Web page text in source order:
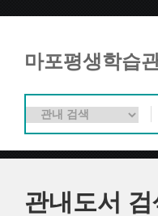
마포평생학습
관내도서 검